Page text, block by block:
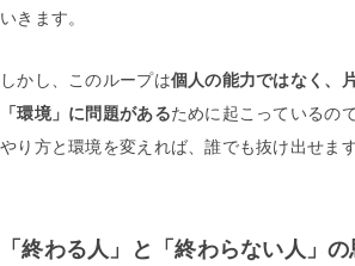
いきます。
しかし、このループは個人の能力ではなく、
「環境」に問題があるために起こっているので
やり方と環境を変えれば、誰でも抜け出せます
「終わる人」と「終わらない人」